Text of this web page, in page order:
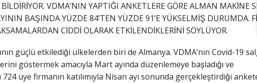
VDMA’NIN YAPTIĞI ANKETLERE GÖRE ALMAN MAKİNE
BAŞINDA YÜZDE 84’TEN YÜZDE 91’E YÜKSELMİŞ DURUMDA.
CİDDİ OLARAK ETKİLENDİKLERİNİ SÖYLÜYOR.
güçlü etkilediği ülkelerden biri de Almanya. VDMA’nın Covid-19
göstermek amacıyla Mart ayında düzenlemeye başladığı ve
724 üye firmanın katılımıyla Nisan ayı sonunda gerçekleştirdiği